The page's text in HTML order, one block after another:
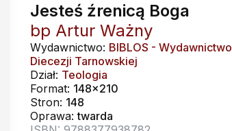
Jesteś źrenicą Boga
bp Artur Ważny
Wydawnictwo: BIBLOS - Wydawnictwo
Diecezji Tarnowskiej
Dział: Teologia
Format: 148x210
Stron: 148
Oprawa:twarda